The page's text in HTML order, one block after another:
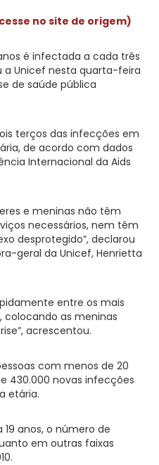
no site de origem)
é infectada a cada três
a Unicef nesta quarta-feira
de saúde pública
terços das infecções em
de acordo com dados
Internacional da Aids
e meninas não têm
necessários, nem têm
desprotegido”, declarou
geral da Unicef, Henrietta
entre os mais
colocando as meninas
acrescentou.
com menos de 20
430.000 novas infecções
etária.
19 anos, o número de
em outras faixas